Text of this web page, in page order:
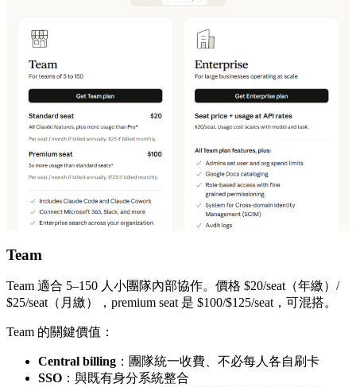
Team
Team 適合 5–150 人小團隊內部協作。價格 $20/seat（年繳）/
$25/seat（月繳），premium seat 是 $100/$125/seat，可混搭。
Team 的關鍵價值：
Central billing ：團隊統一收費、不必每人各自刷卡
SSO ：與既有身分系統整合